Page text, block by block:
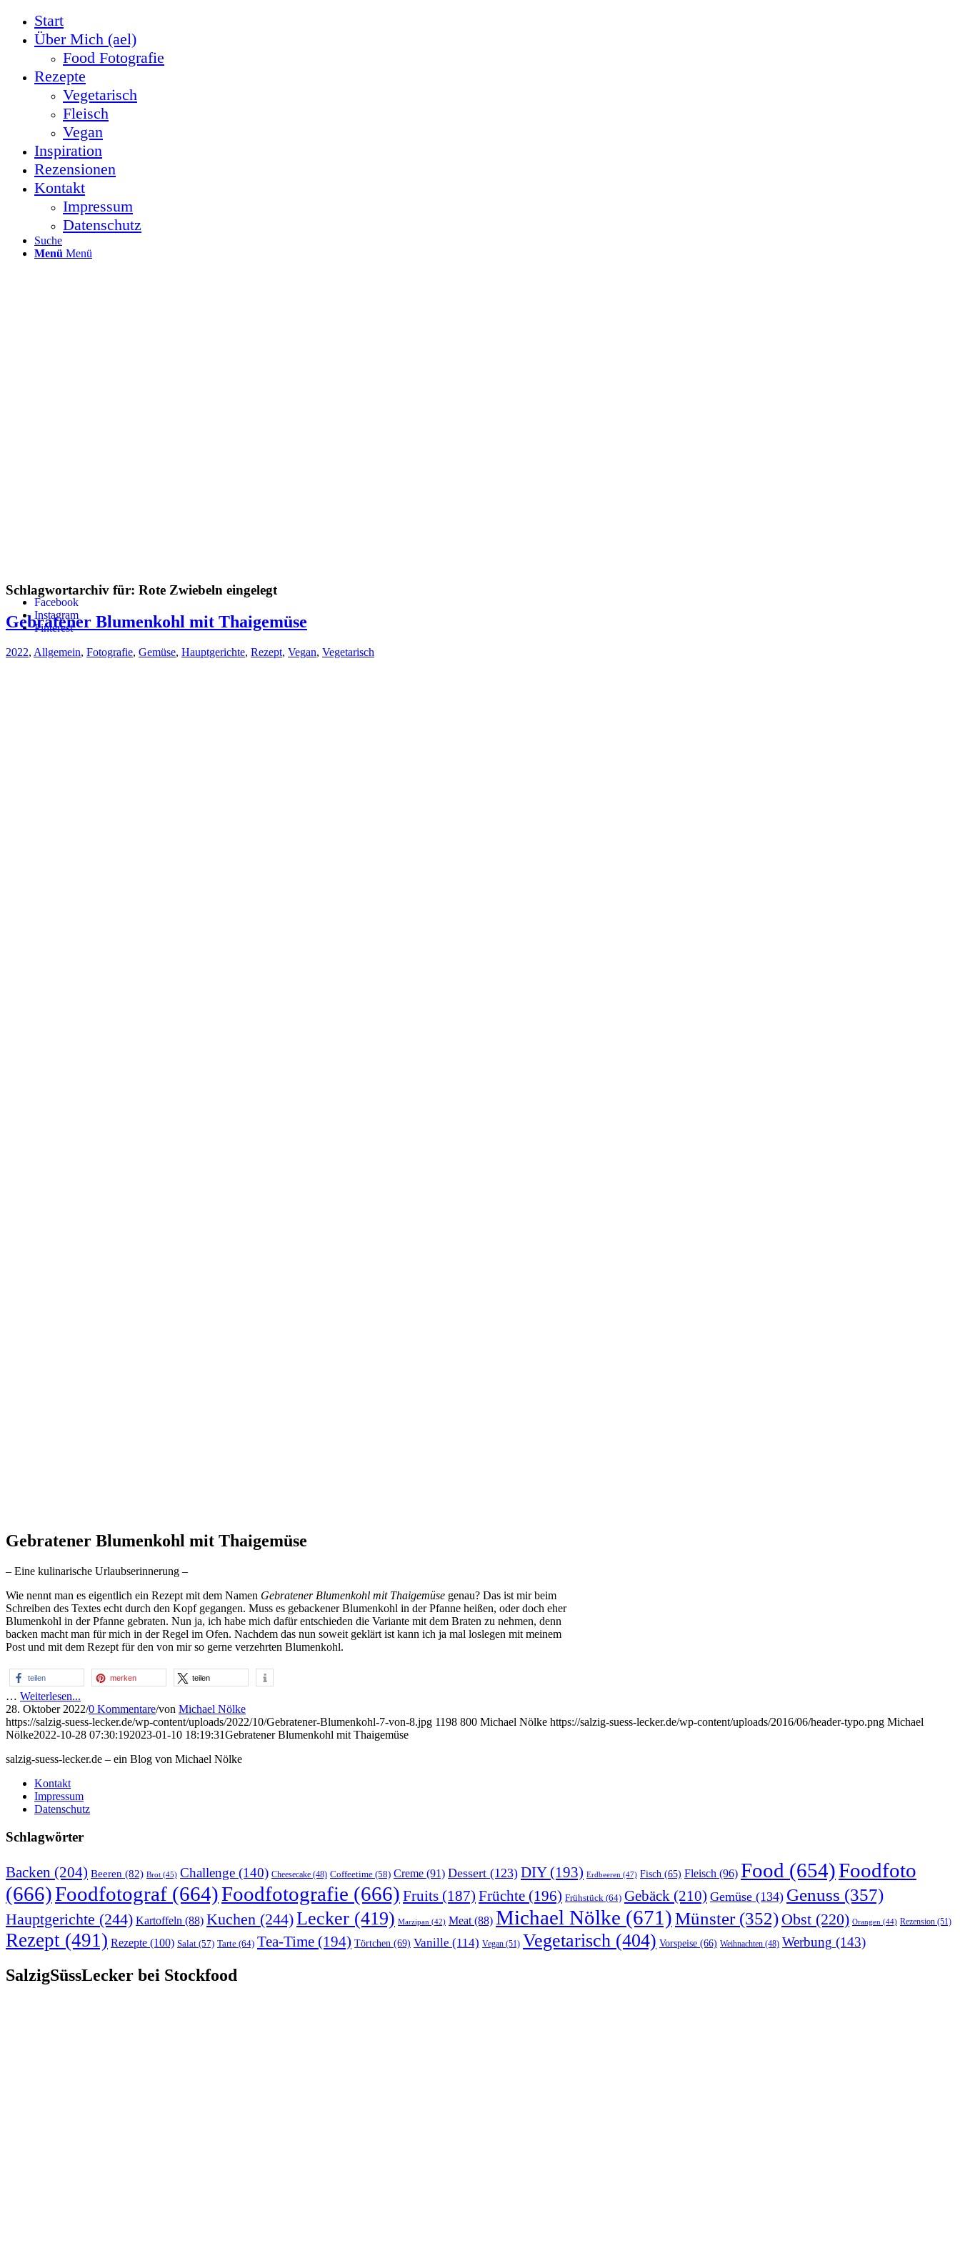
Start
Über Mich (ael)
Food Fotografie
Rezepte
Vegetarisch
Fleisch
Vegan
Inspiration
Rezensionen
Kontakt
Impressum
Datenschutz
Suche
Menü Menü
Facebook
Instagram
Pinterest
Schlagwortarchiv für: Rote Zwiebeln eingelegt
Gebratener Blumenkohl mit Thaigemüse
2022, Allgemein, Fotografie, Gemüse, Hauptgerichte, Rezept, Vegan, Vegetarisch
Gebratener Blumenkohl mit Thaigemüse
– Eine kulinarische Urlaubserinnerung –
Wie nennt man es eigentlich ein Rezept mit dem Namen Gebratener Blumenkohl mit Thaigemüse genau? Das ist mir beim
Schreiben des Textes echt durch den Kopf gegangen. Muss es gebackener Blumenkohl in der Pfanne heißen, oder doch eher
Blumenkohl in der Pfanne gebraten. Nun ja, ich habe mich dafür entschieden die Variante mit dem Braten zu nehmen, denn
backen macht man für mich in der Regel im Ofen. Nachdem das nun soweit geklärt ist kann ich ja mal loslegen mit meinem
Post und mit dem Rezept für den von mir so gerne verzehrten Blumenkohl.
teilen merken teilen
… Weiterlesen...
28. Oktober 2022/0 Kommentare/von Michael Nölke
https://salzig-suess-lecker.de/wp-content/uploads/2022/10/Gebratener-Blumenkohl-7-von-8.jpg 1198 800 Michael Nölke https://salzig-suess-lecker.de/wp-content/uploads/2016/06/header-typo.png Michael
Nölke2022-10-28 07:30:192023-01-10 18:19:31Gebratener Blumenkohl mit Thaigemüse
salzig-suess-lecker.de – ein Blog von Michael Nölke
Kontakt
Impressum
Datenschutz
Schlagwörter
Backen (204) Beeren (82) Brot (45) Challenge (140) Cheesecake (48) Coffeetime (58) Creme (91) Dessert (123) DIY(193) Erdbeeren (47) Fisch (65) Fleisch (96) Food (654)Foodfoto
(666)Foodfotograf (664)Foodfotografie (666) Fruits (187) Früchte (196) Frühstück (64) Gebäck (210) Gemüse (134) Genuss (357)
Hauptgerichte (244) Kartoffeln (88) Kuchen (244)Lecker (419) Marzipan (42) Meat (88) Michael Nölke (671)Münster(352) Obst (220) Orangen (44) Rezension (51)
Rezept (491) Rezepte (100) Salat (57) Tarte (64) Tea-Time (194) Törtchen (69) Vanille (114) Vegan (51) Vegetarisch (404) Vorspeise (66) Weihnachten (48) Werbung (143)
SalzigSüssLecker bei Stockfood